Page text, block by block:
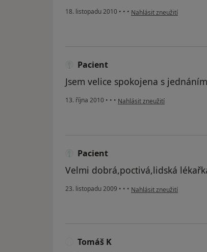
18. listopadu 2010 • • • podle názoru uživatele
Nahlásit zneužití
Pacient
Jsem velice spokojena s
13. října 2010 • • • podle názoru uživatele Pacient
Nahlásit zneužití
Pacient
Velmi dobrá,poctivá,lidská
23. listopadu 2009 • • • podle názoru uživatele
Nahlásit zneužití
Tomáš K